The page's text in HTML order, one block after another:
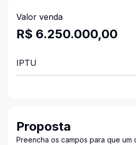
Valor venda
R$ 6.250.000,00
IPTU
Proposta
Preencha os campos para que um